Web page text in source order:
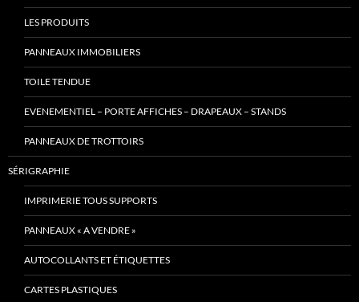
LES PRODUITS
PANNEAUX IMMOBILIERS
TOILE TENDUE
EVENEMENTIEL – PORTE AFFICHES – DRAPEAUX – STANDS
PANNEAUX DE TROTTOIRS
SÉRIGRAPHIE
IMPRIMERIE TOUS SUPPORTS
PANNEAUX « A VENDRE »
AUTOCOLLANTS ET ÉTIQUETTES
CARTES PLASTIQUES